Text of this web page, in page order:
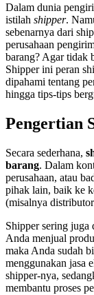
Dalam dunia
istilah shipper.
sebenarnya dari
perusahaan
barang? Agar tidak
Shipper ini peran
dipahami tentang
hingga tips-tips
Pengertian
Secara sederhana,
barang. Dalam
perusahaan, atau
pihak lain, baik ke
(misalnya
Shipper sering juga
Anda menjual
maka Anda sudah
menggunakan jasa
shipper-nya,
membantu proses